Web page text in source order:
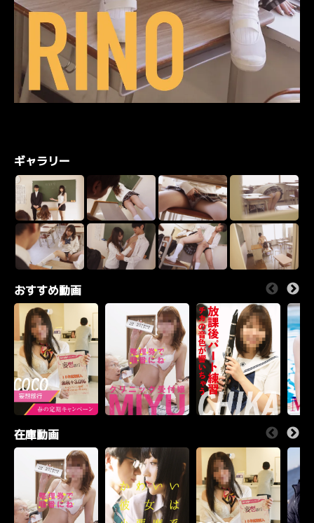
ギャラリー
おすすめ動画
在庫動画